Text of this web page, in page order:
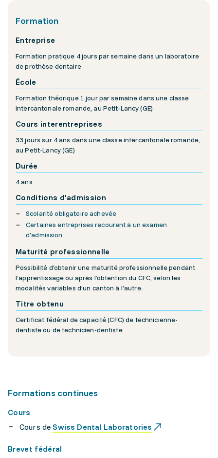
Formation
Entreprise
Formation pratique 4 jours par semaine dans un laboratoire
de prothèse dentaire
École
Formation théorique 1 jour par semaine dans une classe
intercantonale romande, au Petit-Lancy (GE)
Cours interentreprises
33 jours sur 4 ans dans une classe intercantonale romande,
au Petit-Lancy (GE)
Durée
4 ans
Conditions d'admission
Scolarité obligatoire achevée
Certaines entreprises recourent à un examen
d'admission
Maturité professionnelle
Possibilité d’obtenir une maturité professionnelle pendant
l’apprentissage ou après l’obtention du CFC, selon les
modalités variables d’un canton à l’autre.
Titre obtenu
Certificat fédéral de capacité (CFC) de technicienne-
dentiste ou de technicien-dentiste
Formations continues
Cours
Cours deSwiss Dental Laboratories
Brevet fédéral